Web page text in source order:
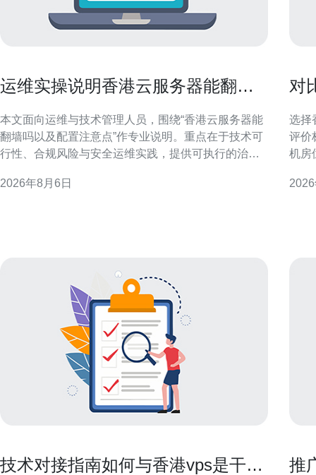
运维实操说明香港云服务器能翻墙
本文面向运维与技术管理人员，围绕“香港云服务器能
翻墙吗以及配置注意点”作专业说明。重点在于技术可
行性、合规风险与安全运维实践，提供可执行的治理
服务器与访问境外内容的现实关系 从网络层面看，香
2026年8月6日
对
选择
评价
机房
中减
技术对接指南如何与香港vps是干嘛
推